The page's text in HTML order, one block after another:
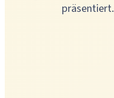
präsentiert.